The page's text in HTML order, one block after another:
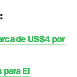
de US$4 por
para El